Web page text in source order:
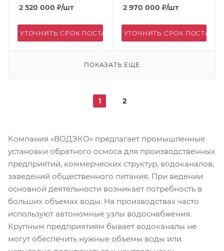
2 520 000 ₽/шт
УТОЧНИТЬ СРОК ПОСТАВКИ
2 970 000 ₽/шт
УТОЧНИТЬ СРОК
ПОКАЗАТЬ ЕЩЕ
1 2
Компания «ВОДЭКО» предлагает промышленные
установки обратного осмоса для производственных
предприятий, коммерческих структур, водоканалов,
заведений общественного питания. При ведении
основной деятельности возникает потребность в
больших объемах воды. На производствах часто
используют автономные узлы водоснабжения.
Крупным предприятиям бывает водоканалы не
могут обеспечить нужные объемы воды или